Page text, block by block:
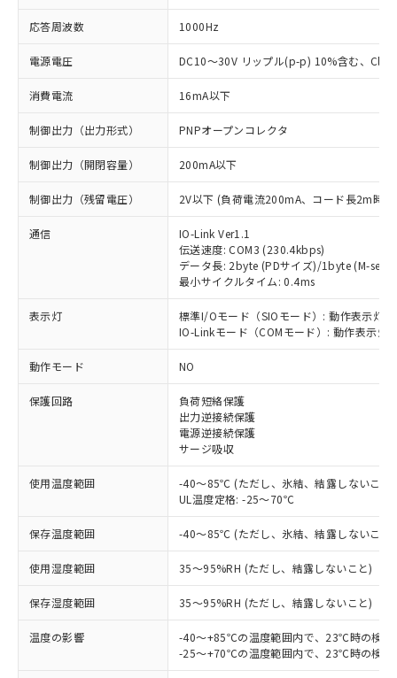
応答周波数 1000Hz
電源電圧 DC10～30V リップル(p-p) 10%含む、
消費電流 16mA以下
制御出力（出力形式） PNPオープンコレクタ
制御出力（開閉容量） 200mA以下
制御出力（残留電圧） 2V以下 (負荷電流200mA、コード長2m時)
通信
IO-Link Ver1.1
伝送速度: COM3 (230.4kbps)
データ長: 2byte (PDサイズ)/1byte (M-
最小サイクルタイム: 0.4ms
表示灯
標準I/Oモード（SIOモード）: 動作表示灯(
IO-Linkモード（COMモード）: 動作表示
動作モード NO
保護回路
負荷短絡保護
出力逆接続保護
電源逆接続保護
サージ吸収
使用温度範囲
-40～85℃ (ただし、氷結、結露しないこと)
UL温度定格: -25～70℃
保存温度範囲 -40～85℃ (ただし、氷結、結露しないこと)
使用湿度範囲 35～95%RH (ただし、結露しないこと)
保存湿度範囲 35～95%RH (ただし、結露しないこと)
温度の影響
-40～+85℃の温度範囲内で、23℃時の検
-25～+70℃の温度範囲内で、23℃時の検
ご利用条件
以下の条件をお読みいただき、同意のうえ
ご利用ください。
本サービスは、当社制御機器事業取扱
商品の当社在庫状況および標準価格
(税抜)を提供させていただくもので
当社制御機器事業取扱商品の中には、
対応済み：EU RoHS指令（10物質）の
非含有に対応した製品が提供可能な商品で
有に対応した製品に切り替える予定のある
対応予定なし：EU RoHS指令（10物質）の
非含有に非対応の商品で、対応品を出す予
定はありません。
調査・確認中：EU RoHS指令（10物質）の
非含有の対応状況を調査中または確認中の
非該当品：ライセンス料など無形物で、有
害物質有無と関係のない商品です。
※1 中国RoHS○×表
「○」：最大均質材料含有率が中国RoHSの
基準値以下であることを示します。